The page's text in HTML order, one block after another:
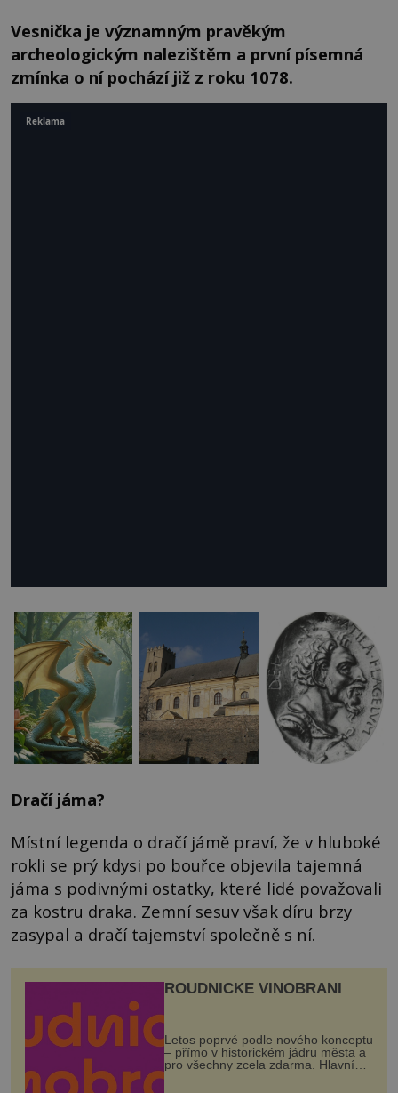
Vesnička je významným pravěkým
archeologickým nalezištěm a první písemná
zmínka o ní pochází již z roku 1078.
Dračí jáma?
Místní legenda o dračí jámě praví, že v hluboké
rokli se prý kdysi po bouřce objevila tajemná
jáma s podivnými ostatky, které lidé považovali
za kostru draka. Zemní sesuv však díru brzy
zasypal a dračí tajemství společně s ní.
ROUDNICKÉ VINOBRANÍ
Letos poprvé podle nového konceptu
– přímo v historickém jádru města a
pro všechny zcela zdarma. Hlavní
program se odehraje na Karlově a
Reklama